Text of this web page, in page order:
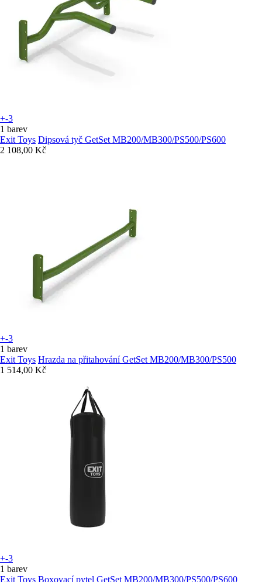
+-3
1 barev
Exit Toys Dipsová tyč GetSet MB200/MB300/PS500/PS600
2 108,00 Kč
+-3
1 barev
Exit Toys Hrazda na přitahování GetSet MB200/MB300/PS500
1 514,00 Kč
+-3
1 barev
Exit Toys Boxovací pytel GetSet MB200/MB300/PS500/PS600